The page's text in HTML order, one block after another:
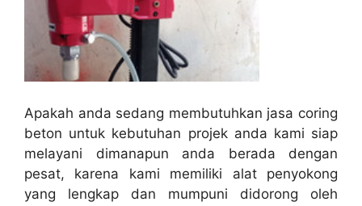
Apakah anda sedang membutuhkan jasa coring
beton untuk kebutuhan projek anda kami siap
melayani dimanapun anda berada dengan
pesat, karena kami memiliki alat penyokong
yang lengkap dan mumpuni didorong oleh